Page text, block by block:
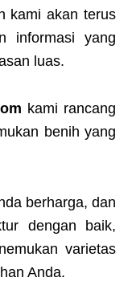
kami akan terus
informasi yang
luas.
kami rancang
benih yang
berharga, dan
dengan baik,
varietas
Anda.